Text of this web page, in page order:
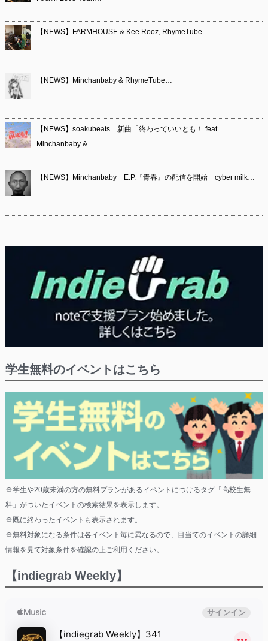
【NEWS】FARMHOUSE & Kee Rooz, RhymeTube…
【NEWS】Minchanbaby & RhymeTube…
【NEWS】soakubeats 新曲「終わっていいとも！ feat.
Minchanbaby &…
【NEWS】Minchanbaby E.P.『青春』の配信を開始 cyber milk…
学生無料のイベントはこちら
※学生や20歳未満の方の無料プランがあるイベントにつけるタグ「高校生無
料」がついたイベントの検索結果を表示します。
※既に終わったイベントも表示されます。
※無料対象になる条件は各イベント毎に異なるので、目当てのイベントの詳細
情報を見て対象条件を確認の上ご利用ください。
【indiegrab Weekly】